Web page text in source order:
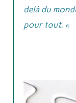
delà du
pour tout. «